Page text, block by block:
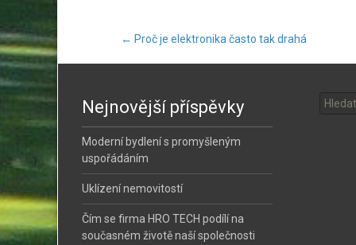
Post
navigation
← Proč je elektronika často tak drahá
Nejnovější příspěvky
Moderní bydlení s promyšleným
uspořádáním
Uklízení nemovitostí
Čím se firma HRO TECH podílí na
současném životě naší společnosti